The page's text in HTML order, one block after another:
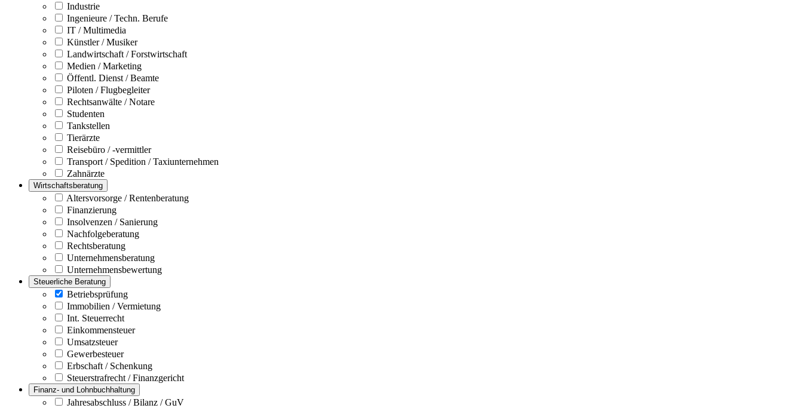
Industrie
Ingenieure / Techn. Berufe
IT / Multimedia
Künstler / Musiker
Landwirtschaft / Forstwirtschaft
Medien / Marketing
Öffentl. Dienst / Beamte
Piloten / Flugbegleiter
Rechtsanwälte / Notare
Studenten
Tankstellen
Tierärzte
Reisebüro / -vermittler
Transport / Spedition / Taxiunternehmen
Zahnärzte
Wirtschaftsberatung
Altersvorsorge / Rentenberatung
Finanzierung
Insolvenzen / Sanierung
Nachfolgeberatung
Rechtsberatung
Unternehmensberatung
Unternehmensbewertung
Steuerliche Beratung
Betriebsprüfung
Immobilien / Vermietung
Int. Steuerrecht
Einkommensteuer
Umsatzsteuer
Gewerbesteuer
Erbschaft / Schenkung
Steuerstrafrecht / Finanzgericht
Finanz- und Lohnbuchhaltung
Jahresabschluss / Bilanz / GuV